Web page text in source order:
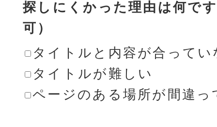
探しにくかった理由は何で
可）
タイトルと内容が合ってい
タイトルが難しい
ページのある場所が間違っ